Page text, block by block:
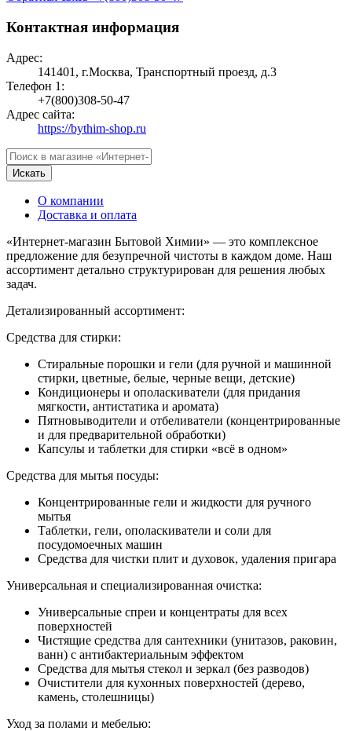
Контактная информация
Адрес:
141401, г.Москва, Транспортный проезд, д.3
Телефон 1:
+7(800)308-50-47
Адрес сайта:
https://bythim-shop.ru
Искать
О компании
Доставка и оплата
«Интернет-магазин Бытовой Химии» — это комплексное
предложение для безупречной чистоты в каждом доме. Наш
ассортимент детально структурирован для решения любых
задач.
Детализированный ассортимент:
Средства для стирки:
Стиральные порошки и гели (для ручной и машинной
стирки, цветные, белые, черные вещи, детские)
Кондиционеры и ополаскиватели (для придания
мягкости, антистатика и аромата)
Пятновыводители и отбеливатели (концентрированные
и для предварительной обработки)
Капсулы и таблетки для стирки «всё в одном»
Средства для мытья посуды:
Концентрированные гели и жидкости для ручного
мытья
Таблетки, гели, ополаскиватели и соли для
посудомоечных машин
Средства для чистки плит и духовок, удаления пригара
Универсальная и специализированная очистка:
Универсальные спреи и концентраты для всех
поверхностей
Чистящие средства для сантехники (унитазов, раковин,
ванн) с антибактериальным эффектом
Средства для мытья стекол и зеркал (без разводов)
Очистители для кухонных поверхностей (дерево,
камень, столешницы)
Уход за полами и мебелью: